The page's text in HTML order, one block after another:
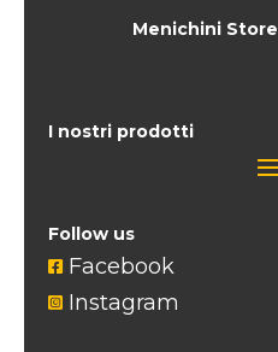
Menichini Store
I nostri prodotti
Follow us
 Facebook
 Instagram